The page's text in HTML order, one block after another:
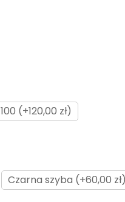
100 (+120,00 zł)
Czarna szyba (+60,00